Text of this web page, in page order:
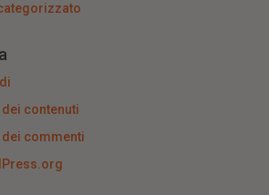
dei contenuti
dei commenti